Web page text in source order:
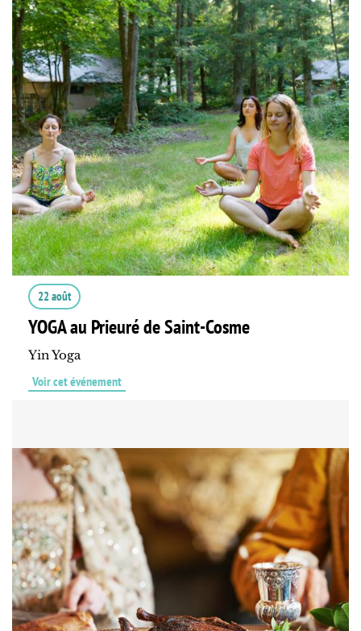
22 août
YOGA au Prieuré de Saint-Cosme
Yin Yoga
Voir cet événement